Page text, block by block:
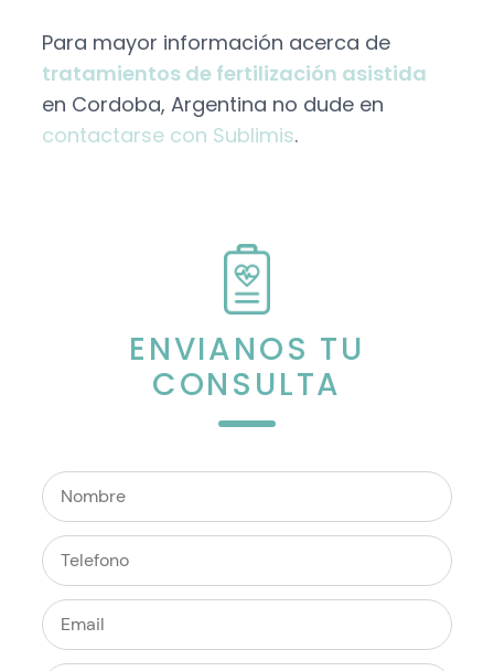
Para mayor información acerca de
tratamientos de fertilización asistida
en Cordoba, Argentina no dude en
contactarse con Sublimis.
ENVIANOS TU
CONSULTA